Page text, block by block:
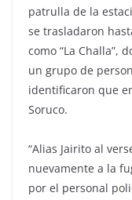
patrulla de la
se trasladaron
como “La Challa”,
un grupo de
identificaron que
Soruco.
“Alias Jairito al
nuevamente a la
por el personal